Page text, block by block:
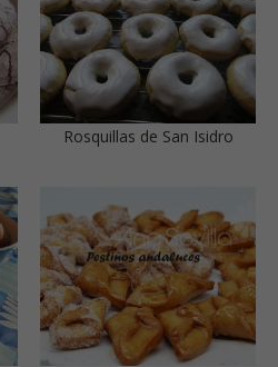
Rosquillas de San Isidro